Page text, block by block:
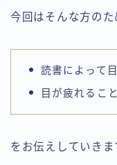
今回はそんな方のた
読書によって
目が疲れるこ
をお伝えしていきま